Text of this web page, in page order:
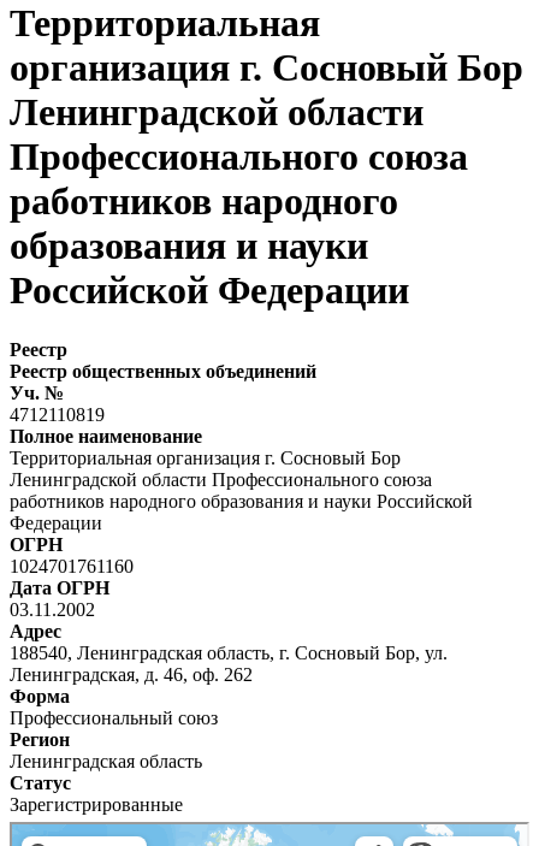
Территориальная
организация г. Сосновый Бор
Ленинградской области
Профессионального союза
работников народного
образования и науки
Российской Федерации
Реестр
Реестр общественных объединений
Уч. №
4712110819
Полное наименование
Территориальная организация г. Сосновый Бор
Ленинградской области Профессионального союза
работников народного образования и науки Российской
Федерации
ОГРН
1024701761160
Дата ОГРН
03.11.2002
Адрес
188540, Ленинградская область, г. Сосновый Бор, ул.
Ленинградская, д. 46, оф. 262
Форма
Профессиональный союз
Регион
Ленинградская область
Статус
Зарегистрированные